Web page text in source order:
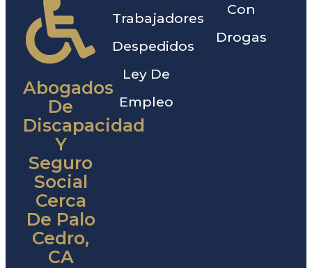
Abogados
De
Discapacidad
Y
Seguro
Social
Cerca
De Palo
Cedro,
CA
Trabajadores
Despedidos
Ley De
Empleo
Con
Drogas